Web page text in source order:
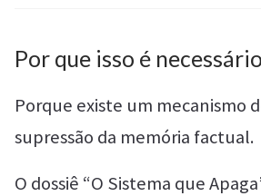
Por que isso é necessário
Porque existe um mecanismo
supressão da memória factual.
O dossiê “O Sistema que